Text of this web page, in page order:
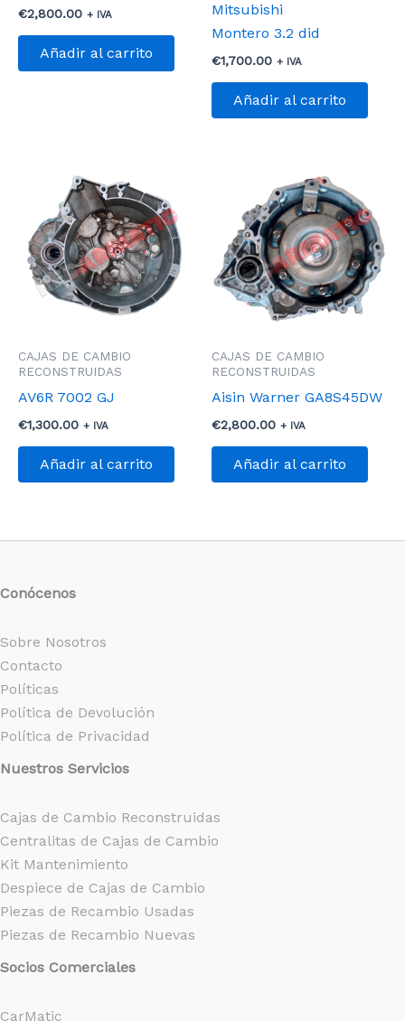
€2,800.00 + IVA
Añadir al carrito
Mitsubishi
Montero 3.2 did
€1,700.00 + IVA
Añadir al carrito
CAJAS DE CAMBIO
RECONSTRUIDAS
AV6R 7002 GJ
€1,300.00 + IVA
Añadir al carrito
CAJAS DE CAMBIO
RECONSTRUIDAS
Aisin Warner GA8S45DW
€2,800.00 + IVA
Añadir al carrito
Conócenos
Sobre Nosotros
Contacto
Políticas
Política de Devolución
Política de Privacidad
Nuestros Servicios
Cajas de Cambio Reconstruidas
Centralitas de Cajas de Cambio
Kit Mantenimiento
Despiece de Cajas de Cambio
Piezas de Recambio Usadas
Piezas de Recambio Nuevas
Socios Comerciales
CarMatic